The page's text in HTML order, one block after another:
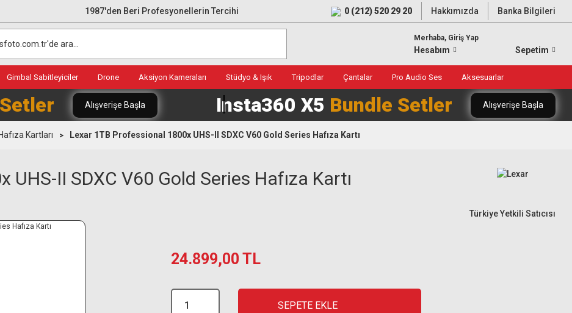
1987'den Beri Profesyonellerin Tercihi 0 (212) 520 29 20 Hakkımızda Banka Bilgileri
Merhaba, Giriş Yap
Hesabım Sepetim
Gimbal Sabitleyiciler Drone Aksiyon Kameraları Stüdyo & Işık Tripodlar Çantalar Pro Audio Ses Aksesuarlar
Alışverişe Başla Insta360 X5 Bundle Setler Alışverişe Başla
Kartları Lexar 1TB Professional 1800x UHS-II SDXC V60 Gold Series Hafıza Kartı
II SDXC V60 Gold Series Hafıza Kartı
Türkiye Yetkili Satıcısı
24.899,00 TL
SEPETE EKLE